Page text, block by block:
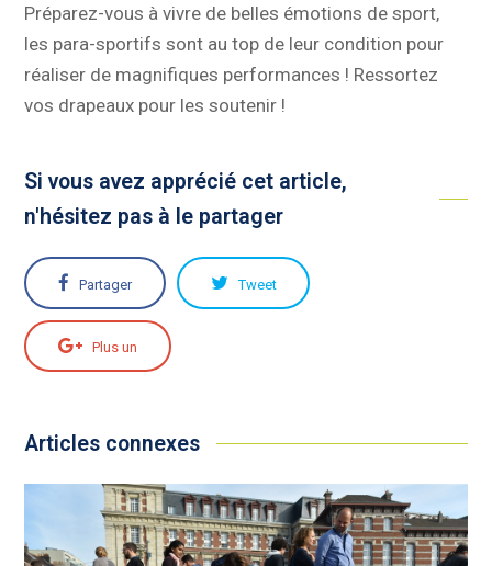
Préparez-vous à vivre de belles émotions de sport,
les para-sportifs sont au top de leur condition pour
réaliser de magnifiques performances ! Ressortez
vos drapeaux pour les soutenir !
Si vous avez apprécié cet article,
n'hésitez pas à le partager
Partager Tweet
Plus un
Articles connexes